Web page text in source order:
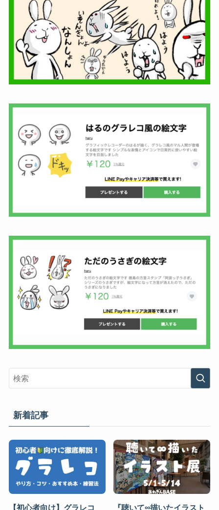
新着記事
【初心者向け】グラレコ 『聴いて∞描いたイラスト